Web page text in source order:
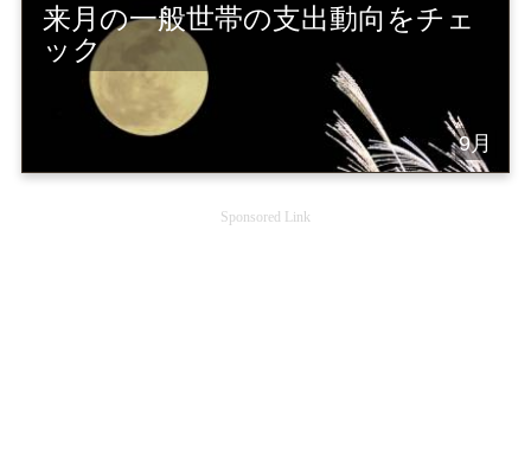
来月の一般世帯の支出動向をチェ
ック
9月
Sponsored Link